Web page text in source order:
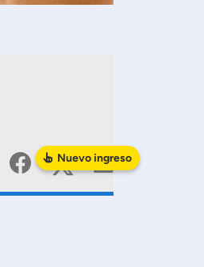
Nuevoingreso